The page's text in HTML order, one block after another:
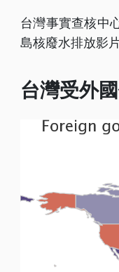
台灣事實查核中
島核廢水排放影
台灣受外